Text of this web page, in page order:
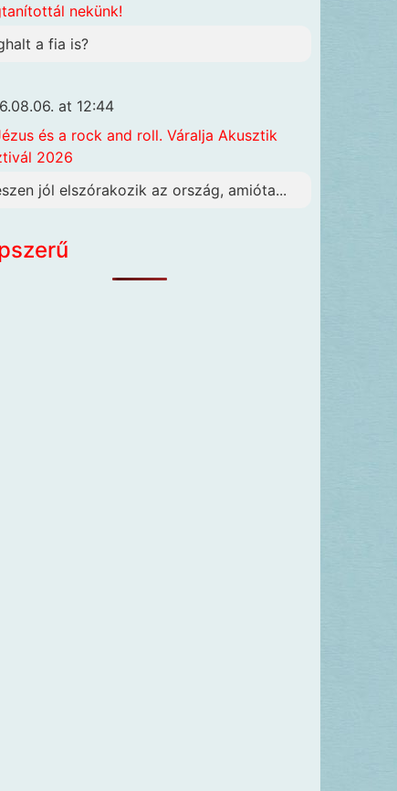
nekünk!
a fia is?
at 12:44
és a rock and roll. Váralja Akusztik
2026
jól elszórakozik az ország, amióta...